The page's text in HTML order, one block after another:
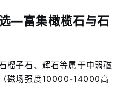
—富集橄榄石与石
榴子石、辉石等属于中弱磁
磁场强度10000-14000高